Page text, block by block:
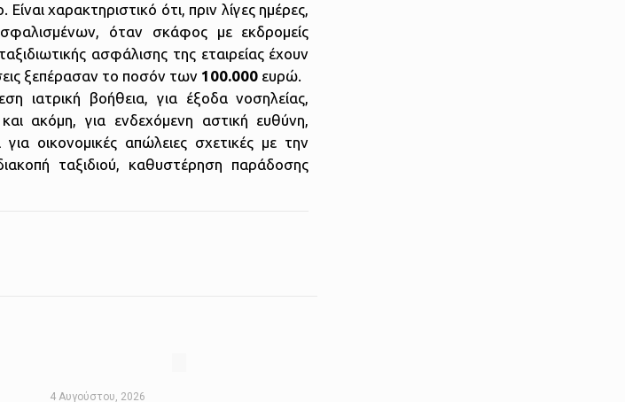
χαρακτηριστικό ότι, πριν λίγες ημέρες,
όταν σκάφος με εκδρομείς
ασφάλισης της εταιρείας έχουν
ξεπέρασαν το ποσόν των 100.000 ευρώ.
ιατρική βοήθεια, για έξοδα νοσηλείας,
ακόμη, για ενδεχόμενη αστική ευθύνη,
οικονομικές απώλειες σχετικές με την
ταξιδιού, καθυστέρηση παράδοσης
4 Αυγούστου, 2026